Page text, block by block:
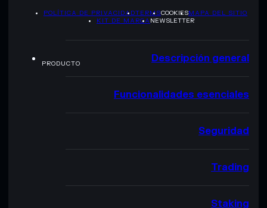
POLÍTICA DE PRIVACIDADTERMSCOOKIESMAPA DEL SITIO
KIT DE MARCA NEWSLETTER
PRODUCTO Descripción general
Funcionalidades esenciales
Seguridad
Trading
Staking